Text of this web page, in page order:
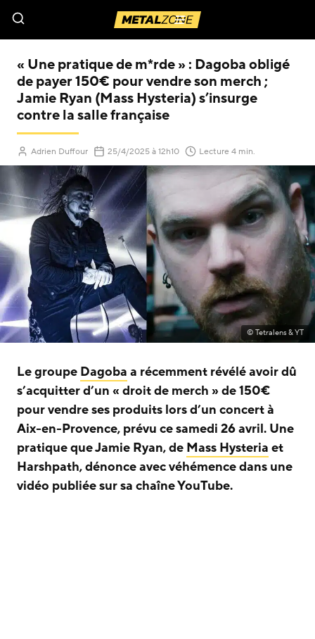
Menu
« Une pratique de m*rde » : Dagoba obligé
de payer 150€ pour vendre son merch ;
Jamie Ryan (Mass Hysteria) s’insurge
contre la salle française
Adrien Duffour 25/4/2025(Mis à jour le )
à 12h10 Lecture 4 min.
© Tetralens & YT
Le groupe Dagoba a récemment révélé avoir dû
s’acquitter d’un « droit de merch » de 150€
pour vendre ses produits lors d’un concert à
Aix-en-Provence, prévu ce samedi 26 avril. Une
pratique que Jamie Ryan, de Mass Hysteria et
Harshpath, dénonce avec véhémence dans une
vidéo publiée sur sa chaîne YouTube.